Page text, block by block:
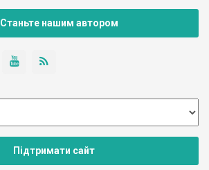
Станьте нашим автором
Підтримати сайт